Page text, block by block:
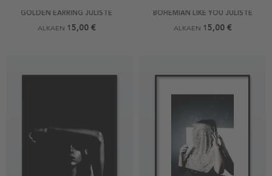
GOLDEN EARRING JULISTE
ALKAEN 15,00 €
BOHEMIAN LIKE YOU JULISTE
ALKAEN 15,00 €